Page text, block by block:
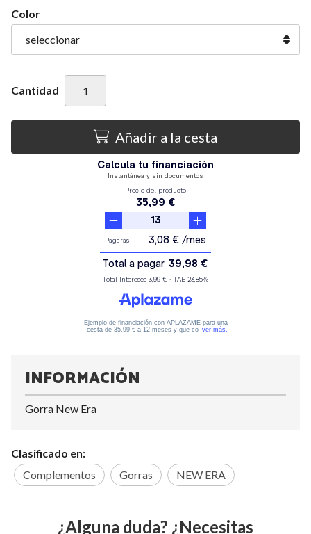
Color
Cantidad
Añadir a la cesta
INFORMACIÓN
Gorra New Era
Clasificado en:
Complementos
Gorras NEW ERA
¿Alguna duda? ¿Necesitas